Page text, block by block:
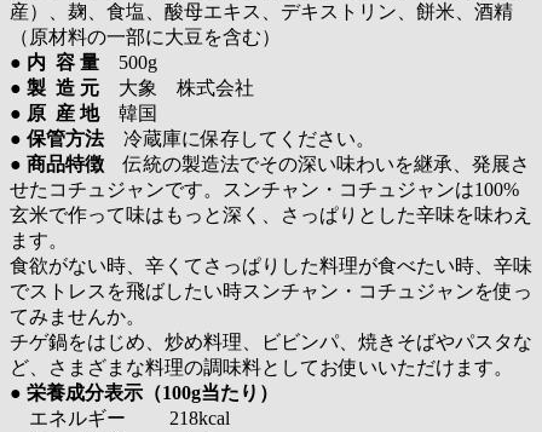
産）、麹、食塩、酸母エキス、デキストリン、餅米、酒精
（原材料の一部に大豆を含む）
● 内 容 量 500g
● 製 造 元 大象 株式会社
● 原 産 地 韓国
● 保管方法冷蔵庫に保存してください。
● 商品特徴伝統の製造法でその深い味わいを継承、発展さ
せたコチュジャンです。スンチャン・コチュジャンは100%
玄米で作って味はもっと深く、さっぱりとした辛味を味わえ
ます。
食欲がない時、辛くてさっぱりした料理が食べたい時、辛味
でストレスを飛ばしたい時スンチャン・コチュジャンを使っ
てみませんか。
チゲ鍋をはじめ、炒め料理、ビビンパ、焼きそばやパスタな
ど、さまざまな料理の調味料としてお使いいただけます。
● 栄養成分表示（100g当たり）
エネルギー 218kcal